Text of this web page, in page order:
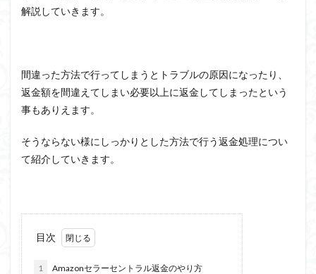
解説していきます。
間違った方法で行ってしまうとトラブルの原因になったり、
返金額を間違えてしまい必要以上に返金してしまったという
事もありえます。
そうならない様にしっかりとした方法で行う返金処理につい
て紹介していきます。
目次
1 Amazonセラーセントラル返金のやり方